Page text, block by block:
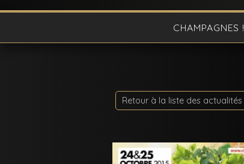
CHAMPAGNES !
Retour à la liste des actualités